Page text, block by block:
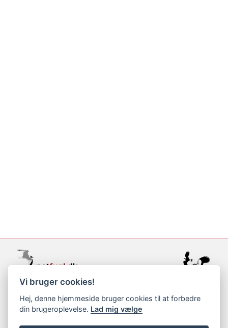
support@netfugl.dk
copyright © 2002-2023
Vi bruger cookies!
Hej, denne hjemmeside bruger cookies til at forbedre
din brugeroplevelse. Lad mig vælge